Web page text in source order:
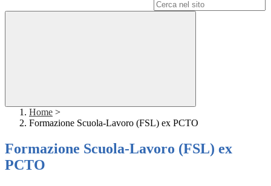
Home >
Formazione Scuola-Lavoro (FSL) ex PCTO
Formazione Scuola-Lavoro (FSL) ex
PCTO